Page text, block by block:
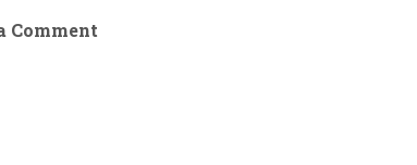
Comment